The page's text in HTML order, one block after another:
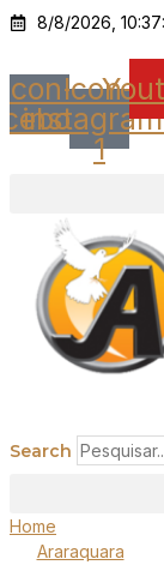
Ir
o
conteúdo
8/8/2026,
Icon-Icon-
1
Search
Home
Araraquara